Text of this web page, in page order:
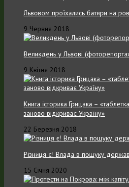
Львовом проїхались батяри на
9 Червня 2018
Великдень у Львові
9 Квітня 2018
Книга історика Грицака –
заново відкриває Україну»
22 Березня 2018
Різниця є! Влада в пошуку
15 Січня 2020